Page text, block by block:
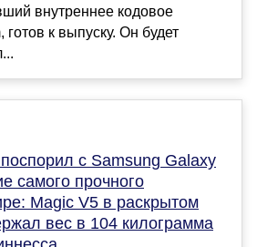
внутреннее кодовое
к выпуску. Он будет
с Samsung Galaxy
самого прочного
Magic V5 в раскрытом
вес в 104 килограмма